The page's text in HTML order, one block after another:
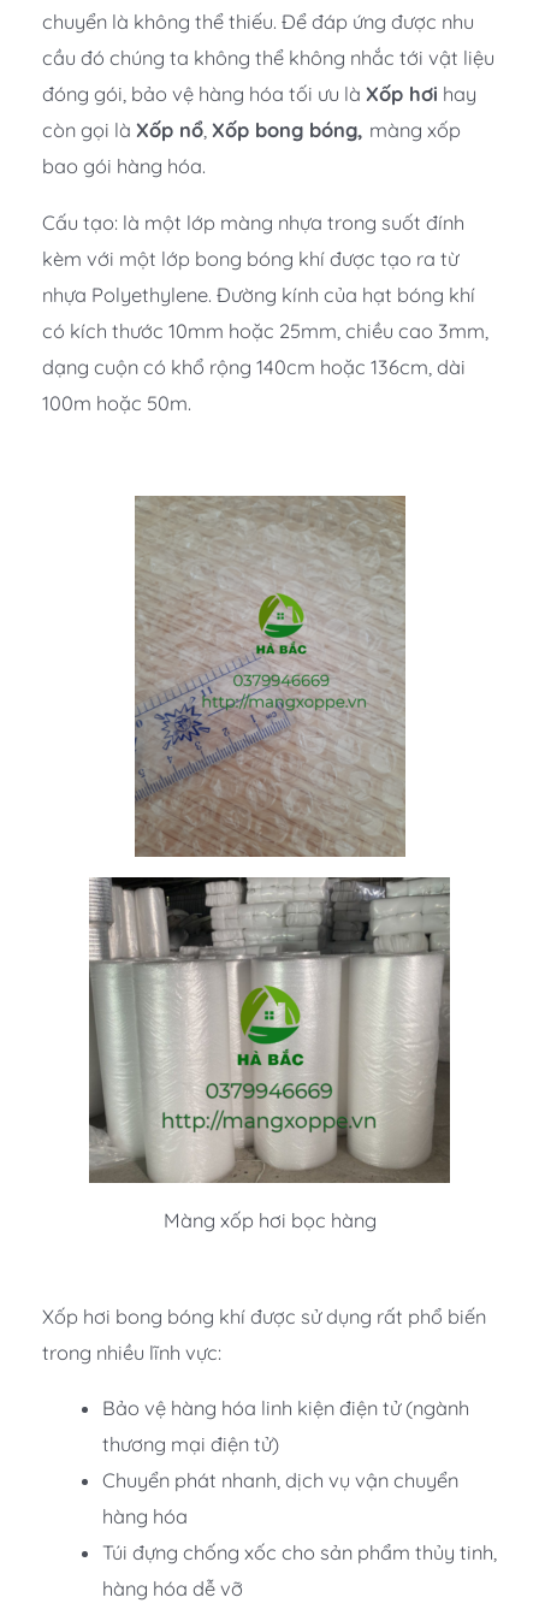
chuyển là không thể thiếu. Để đáp ứng được nhu
cầu đó chúng ta không thể không nhắc tới vật liệu
đóng gói, bảo vệ hàng hóa tối ưu làXốp hơi hay
còn gọi làXốp nổ,Xốp bong bóng, màng xốp
bao gói hàng hóa.
Cấu tạo: là một lớp màng nhựa trong suốt đính
kèm với một lớp bong bóng khí được tạo ra từ
nhựa Polyethylene. Đường kính của hạt bóng khí
có kích thước 10mm hoặc 25mm, chiều cao 3mm,
dạng cuộn có khổ rộng 140cm hoặc 136cm, dài
100m hoặc 50m.
Màng xốp hơi bọc hàng
Xốp hơi bong bóng khí được sử dụng rất phổ biến
trong nhiều lĩnh vực:
Bảo vệ hàng hóa linh kiện điện tử (ngành
thương mại điện tử)
Chuyển phát nhanh, dịch vụ vận chuyển
hàng hóa
Túi đựng chống xốc cho sản phẩm thủy tinh,
hàng hóa dễ vỡ